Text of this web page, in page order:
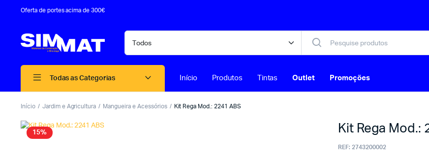
Oferta de portes acima de 300€
Todas as Categorias Início Produtos Tintas Outlet Promoções
Início Jardim e Agricultura Mangueira e Acessórios Kit Rega Mod.: 2241 ABS
15% Kit Rega Mod.:
REF: 2743200002